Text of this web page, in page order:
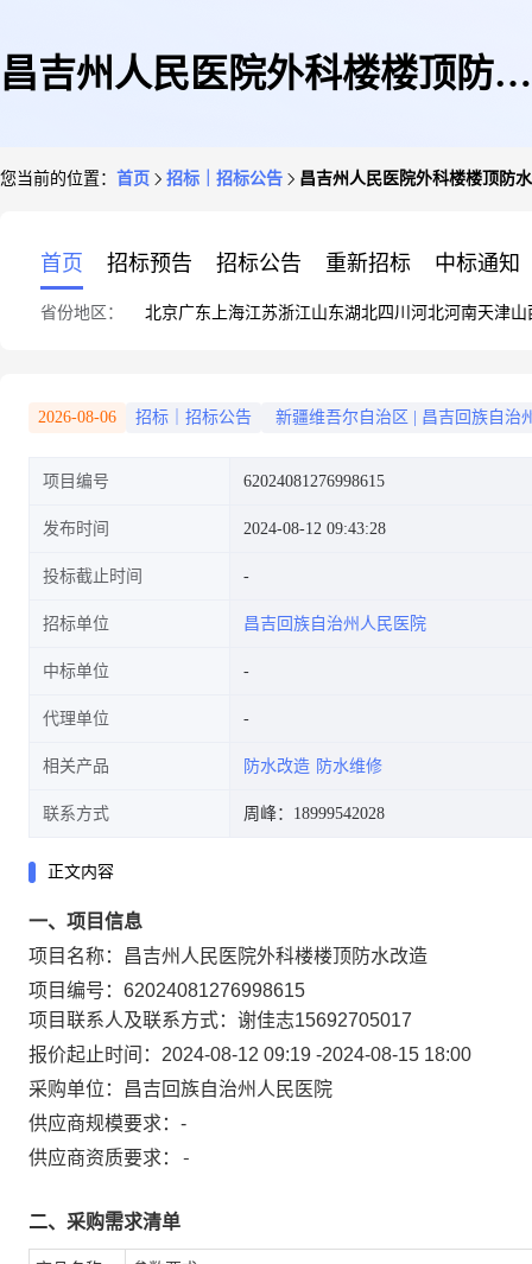
昌吉州人民医院外科楼楼顶防水
您当前的位置： 首页 招标｜招标公告 昌吉州人民医院外科楼楼顶防
首页 招标预告 招标公告 重新招标 中标通知
省份地区： 北京广东 上海江苏浙江山东湖北四川 河北河南天津山
2026-08-06 招标｜招标公告 新疆维吾尔自治区 昌吉回族自治
项目编号 62024081276998615
发布时间 2024-08-12 09:43:28
投标截止时间
招标单位 昌吉回族自治州人民医院
中标单位
代理单位
相关产品 防水改造 防水维修
联系方式 周峰：18999542028
正文内容
一、项目信息
项目名称：
昌吉州人民医院外科楼楼顶防水改造
项目编号： 62024081276998615
项目联系人及联系方式： 谢佳志15692705017
报价起止时间： 2024-08-12 09:19 -2024-08-15 18:00
采购单位：
昌吉回族自治州人民医院
供应商规模要求： -
供应商资质要求：
-
二、采购需求清单